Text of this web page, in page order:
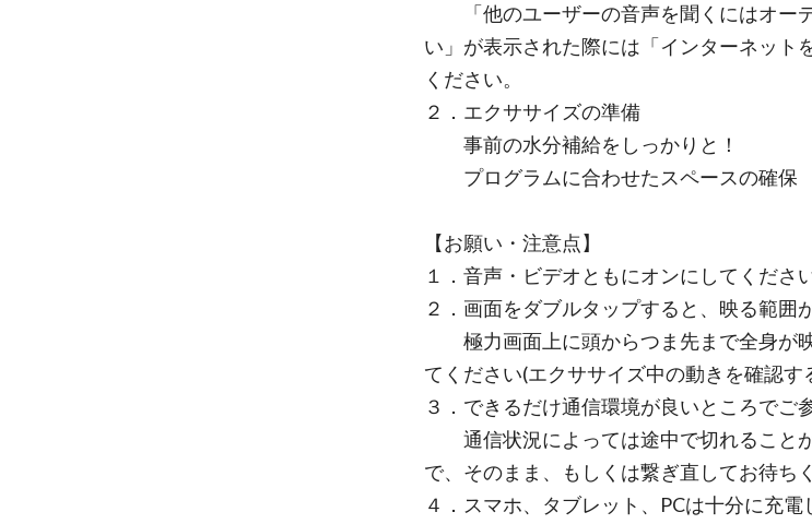
「他のユーザーの音声を聞くにはオー
い」が表示された際には「インターネット
ください。
２．エクササイズの準備
事前の水分補給をしっかりと！
プログラムに合わせたスペースの確保
【お願い・注意点】
１．音声・ビデオともにオンにしてください
２．画面をダブルタップすると、映る範囲
極力画面上に頭からつま先まで全身が
てください(エクササイズ中の動きを確認す
３．できるだけ通信環境が良いところでご
通信状況によっては途中で切れること
で、そのまま、もしくは繋ぎ直してお待ち
４．スマホ、タブレット、PCは十分に充電